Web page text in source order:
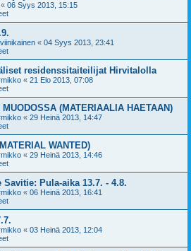
« 06 Syys 2013, 15:15
« 04 Syys 2013, 23:41
residenssitaiteilijat Hirvitalolla
« 21 Elo 2013, 07:08
(MATERIAALIA HAETAAN)
« 29 Heinä 2013, 14:47
WANTED)
« 29 Heinä 2013, 14:46
Pula-aika 13.7. - 4.8.
« 06 Heinä 2013, 16:41
« 03 Heinä 2013, 12:04